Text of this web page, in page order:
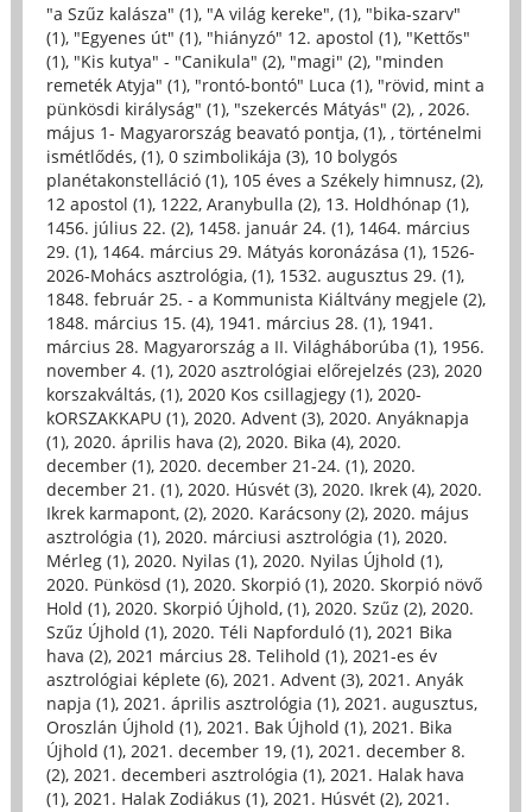
"a Szűz kalásza" (1), "A világ kereke", (1), "bika-szarv"
(1), "Egyenes út" (1), "hiányzó" 12. apostol (1), "Kettős"
(1), "Kis kutya" - "Canikula" (2), "magi" (2), "minden
remeték Atyja" (1), "rontó-bontó" Luca (1), "rövid, mint a
pünkösdi királyság" (1), "szekercés Mátyás" (2), , 2026.
május 1- Magyarország beavató pontja, (1), , történelmi
ismétlődés, (1), 0 szimbolikája (3), 10 bolygós
planétakonstelláció (1), 105 éves a Székely himnusz, (2),
12 apostol (1), 1222, Aranybulla (2), 13. Holdhónap (1),
1456. július 22. (2), 1458. január 24. (1), 1464. március
29. (1), 1464. március 29. Mátyás koronázása (1), 1526-
2026-Mohács asztrológia, (1), 1532. augusztus 29. (1),
1848. február 25. - a Kommunista Kiáltvány megjele (2),
1848. március 15. (4), 1941. március 28. (1), 1941.
március 28. Magyarország a II. Világháborúba (1), 1956.
november 4. (1), 2020 asztrológiai előrejelzés (23), 2020
korszakváltás, (1), 2020 Kos csillagjegy (1), 2020-
kORSZAKKAPU (1), 2020. Advent (3), 2020. Anyáknapja
(1), 2020. április hava (2), 2020. Bika (4), 2020.
december (1), 2020. december 21-24. (1), 2020.
december 21. (1), 2020. Húsvét (3), 2020. Ikrek (4), 2020.
Ikrek karmapont, (2), 2020. Karácsony (2), 2020. május
asztrológia (1), 2020. márciusi asztrológia (1), 2020.
Mérleg (1), 2020. Nyilas (1), 2020. Nyilas Újhold (1),
2020. Pünkösd (1), 2020. Skorpió (1), 2020. Skorpió növő
Hold (1), 2020. Skorpió Újhold, (1), 2020. Szűz (2), 2020.
Szűz Újhold (1), 2020. Téli Napforduló (1), 2021 Bika
hava (2), 2021 március 28. Telihold (1), 2021-es év
asztrológiai képlete (6), 2021. Advent (3), 2021. Anyák
napja (1), 2021. április asztrológia (1), 2021. augusztus,
Oroszlán Újhold (1), 2021. Bak Újhold (1), 2021. Bika
Újhold (1), 2021. december 19, (1), 2021. december 8.
(2), 2021. decemberi asztrológia (1), 2021. Halak hava
(1), 2021. Halak Zodiákus (1), 2021. Húsvét (2), 2021.